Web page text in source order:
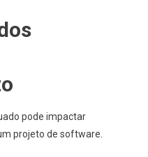
pode impactar
projeto de software.